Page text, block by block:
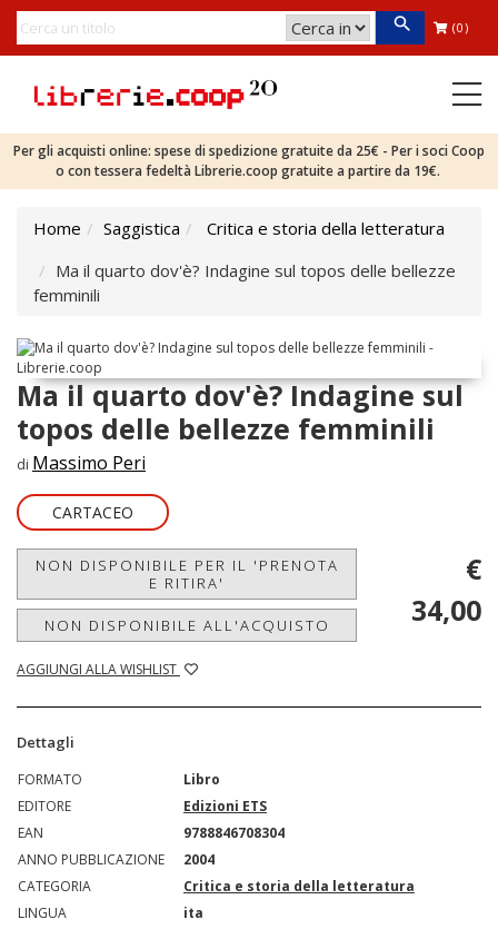
(0)
Per gli acquisti online: spese di spedizione gratuite da 25€ - Per i soci Coop
o con tessera fedeltà Librerie.coop gratuite a partire da 19€.
Home Saggistica
Critica e storia della letteratura
Ma il quarto dov'è? Indagine sul topos delle bellezze
femminili
Ma il quarto dov'è? Indagine sul
topos delle bellezze femminili
di Massimo Peri
CARTACEO
NON DISPONIBILE PER IL 'PRENOTA
E RITIRA'
NON DISPONIBILE ALL'ACQUISTO
AGGIUNGI ALLA WISHLIST
€
34,00
Dettagli
FORMATO
Libro
EDITORE
Edizioni ETS
EAN
9788846708304
ANNO PUBBLICAZIONE
2004
CATEGORIA
Critica e storia della letteratura
LINGUA
ita